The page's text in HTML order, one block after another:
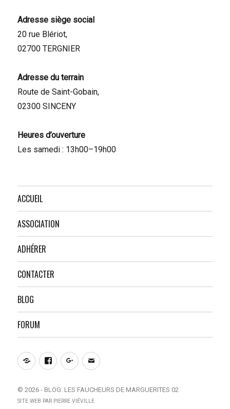
Adresse siège social
20 rue Blériot,
02700 TERGNIER
Adresse du terrain
Route de Saint-Gobain,
02300 SINCENY
Heures d’ouverture
Les samedi : 13h00–19h00
ACCUEIL
ASSOCIATION
ADHÉRER
CONTACTER
BLOG
FORUM
Notre Facebook
Google+
E-
© 2026 - BLOG: LES FAUCHEURS DE MARGUERITES 02
SITE WEB PAR PIERRE VIÉVILLE